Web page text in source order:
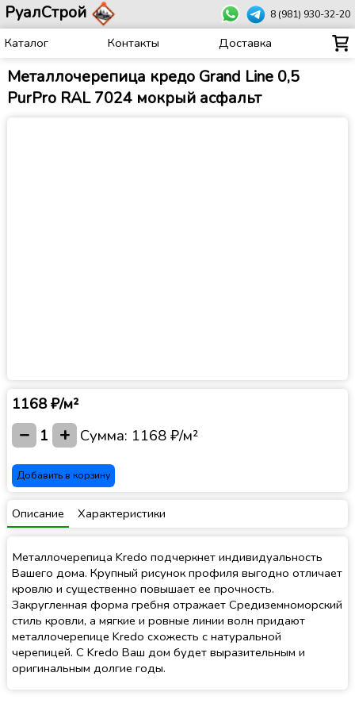
РуалСтрой 8 (981) 930-32-20
Каталог Контакты Доставка
Металлочерепица кредо Grand Line 0,5
PurPro RAL 7024 мокрый асфальт
1168 ₽/м²
− 1 + Сумма: 1168 ₽/м²
Добавить в корзину
Описание Характеристики
Металлочерепица Kredo подчеркнет индивидуальность
Вашего дома. Крупный рисунок профиля выгодно отличает
кровлю и существенно повышает ее прочность.
Закругленная форма гребня отражает Средиземноморский
стиль кровли, а мягкие и ровные линии волн придают
металлочерепице Kredo схожесть с натуральной
черепицей. С Kredo Ваш дом будет выразительным и
оригинальным долгие годы.